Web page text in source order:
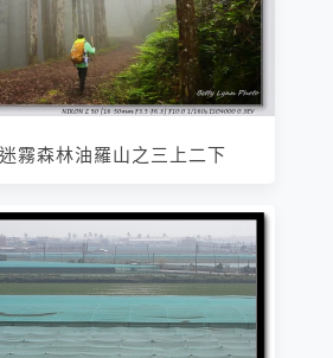
霧森林油羅山之三上二下